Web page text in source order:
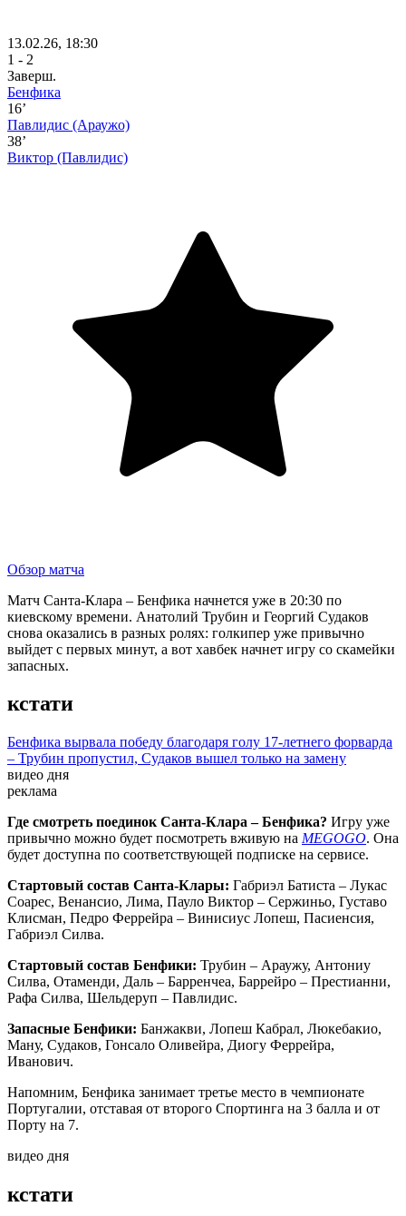
13.02.26, 18:30
1 - 2
Заверш.
Бенфика
16’
Павлидис (Араужо)
38’
Виктор (Павлидис)
Обзор матча
Матч Санта-Клара – Бенфика начнется уже в 20:30 по
киевскому времени. Анатолий Трубин и Георгий Судаков
снова оказались в разных ролях: голкипер уже привычно
выйдет с первых минут, а вот хавбек начнет игру со скамейки
запасных.
кстати
Бенфика вырвала победу благодаря голу 17-летнего форварда
– Трубин пропустил, Судаков вышел только на замену
видео дня
реклама
Где смотреть поединок Санта-Клара – Бенфика? Игру уже
привычно можно будет посмотреть вживую на MEGOGO. Она
будет доступна по соответствующей подписке на сервисе.
Стартовый состав Санта-Клары: Габриэл Батиста – Лукас
Соарес, Венансио, Лима, Пауло Виктор – Сержиньо, Густаво
Клисман, Педро Феррейра – Винисиус Лопеш, Пасиенсия,
Габриэл Силва.
Стартовый состав Бенфики: Трубин – Араужу, Антониу
Силва, Отаменди, Даль – Барренчеа, Баррейро – Престианни,
Рафа Силва, Шельдеруп – Павлидис.
Запасные Бенфики: Банжакви, Лопеш Кабрал, Люкебакио,
Ману, Судаков, Гонсало Оливейра, Диогу Феррейра,
Иванович.
Напомним, Бенфика занимает третье место в чемпионате
Португалии, отставая от второго Спортинга на 3 балла и от
Порту на 7.
видео дня
кстати